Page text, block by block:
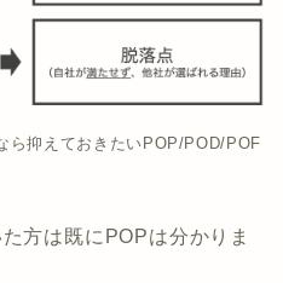
ら抑えておきたいPOP/POD/POF
方は既にPOPは分かりま